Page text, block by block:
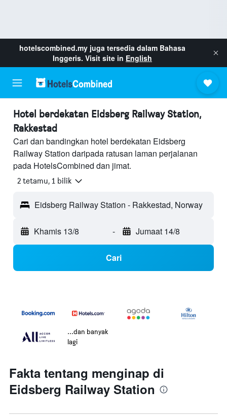
hotelscombined.my juga tersedia dalam Bahasa
Inggeris. Visit site in English
Hotel berdekatan Eidsberg Railway Station,
Rakkestad
Cari dan bandingkan hotel berdekatan Eidsberg
Railway Station daripada ratusan laman perjalanan
pada HotelsCombined dan jimat.
2 tetamu, 1 bilik
Eidsberg Railway Station - Rakkestad, Norway
Khamis 13/8 - Jumaat 14/8
Cari
...dan banyak
lagi
Fakta tentang menginap di
Eidsberg Railway Station